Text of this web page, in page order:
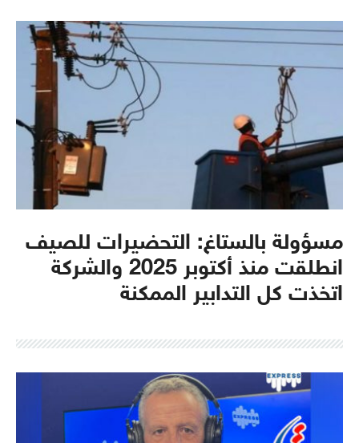
مسؤولة بالستاغ: التحضيرات للصيف
انطلقت منذ أكتوبر 2025 والشركة
اتخذت كل التدابير الممكنة